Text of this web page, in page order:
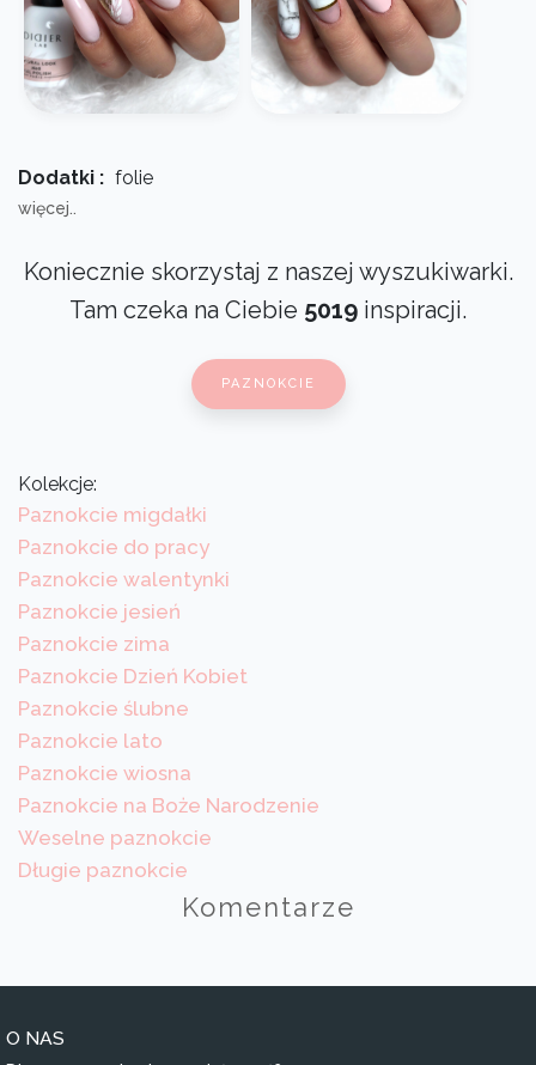
Dodatki : folie
więcej..
Koniecznie skorzystaj z naszej wyszukiwarki.
Tam czeka na Ciebie 5019 inspiracji.
PAZNOKCIE
Kolekcje:
Paznokcie migdałki
Paznokcie do pracy
Paznokcie walentynki
Paznokcie jesień
Paznokcie zima
Paznokcie Dzień Kobiet
Paznokcie ślubne
Paznokcie lato
Paznokcie wiosna
Paznokcie na Boże Narodzenie
Weselne paznokcie
Długie paznokcie
Komentarze
O NAS